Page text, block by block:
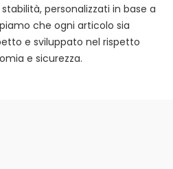
personalizzati in base a
che ogni articolo sia
e sviluppato nel rispetto
e sicurezza.